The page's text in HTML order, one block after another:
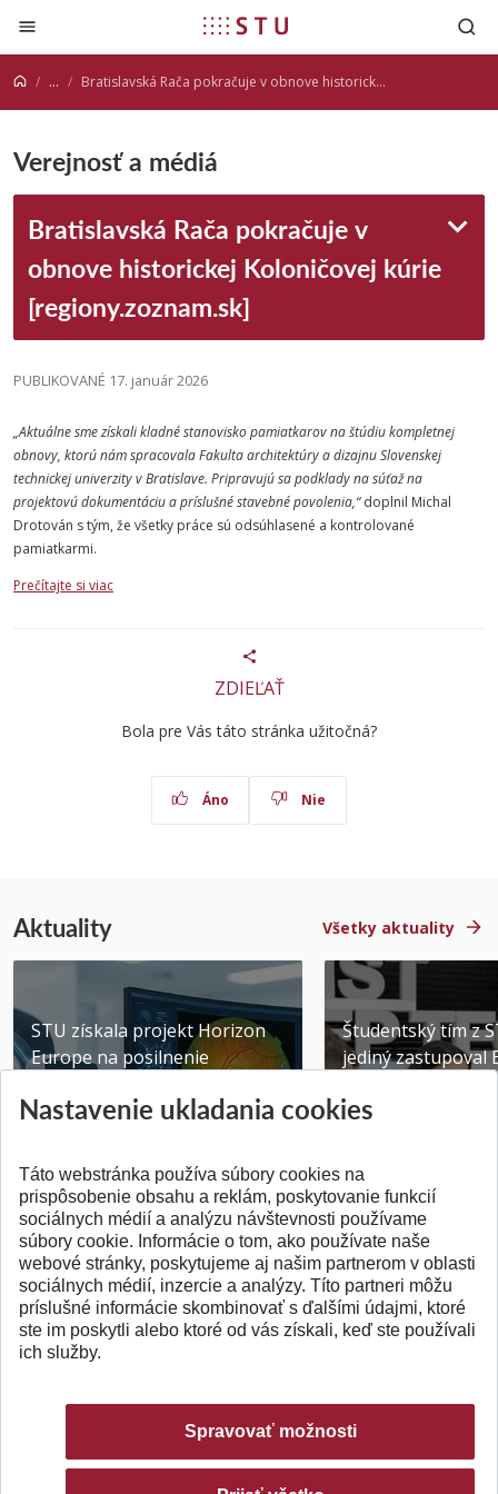
Prejsť na obsah
... Bratislavská Rača pokračuje v obnove historickej Koloničovej kúrie [regiony.zoznam.sk]
Verejnosť a médiá
Bratislavská Rača pokračuje v
obnove historickej Koloničovej kúrie
[regiony.zoznam.sk]
PUBLIKOVANÉ 17. január 2026
„Aktuálne sme získali kladné stanovisko pamiatkarov na štúdiu kompletnej
obnovy, ktorú nám spracovala Fakulta architektúry a dizajnu Slovenskej
technickej univerzity v Bratislave. Pripravujú sa podklady na súťaž na
projektovú dokumentáciu a príslušné stavebné povolenia,“doplnil Michal
Drotován s tým, že všetky práce sú odsúhlasené a kontrolované
pamiatkarmi.
Prečítajte si viac
ZDIEĽAŤ
Bola pre Vás táto stránka užitočná?
Áno Nie
Aktuality Všetky aktuality
STU získala projekt Horizon
Europe na posilnenie
Publikované 31.07.2026
Študentský tím z
jediný zastupoval
Publikované
SPÄŤ NA VRCH
Nastavenie ukladania cookies
Táto webstránka používa súbory cookies na
prispôsobenie obsahu a reklám, poskytovanie funkcií
sociálnych médií a analýzu návštevnosti používame
súbory cookie. Informácie o tom, ako používate naše
webové stránky, poskytujeme aj našim partnerom v oblasti
sociálnych médií, inzercie a analýzy. Títo partneri môžu
príslušné informácie skombinovať s ďalšími údajmi, ktoré
ste im poskytli alebo ktoré od vás získali, keď ste používali
ich služby.
Spravovať možnosti